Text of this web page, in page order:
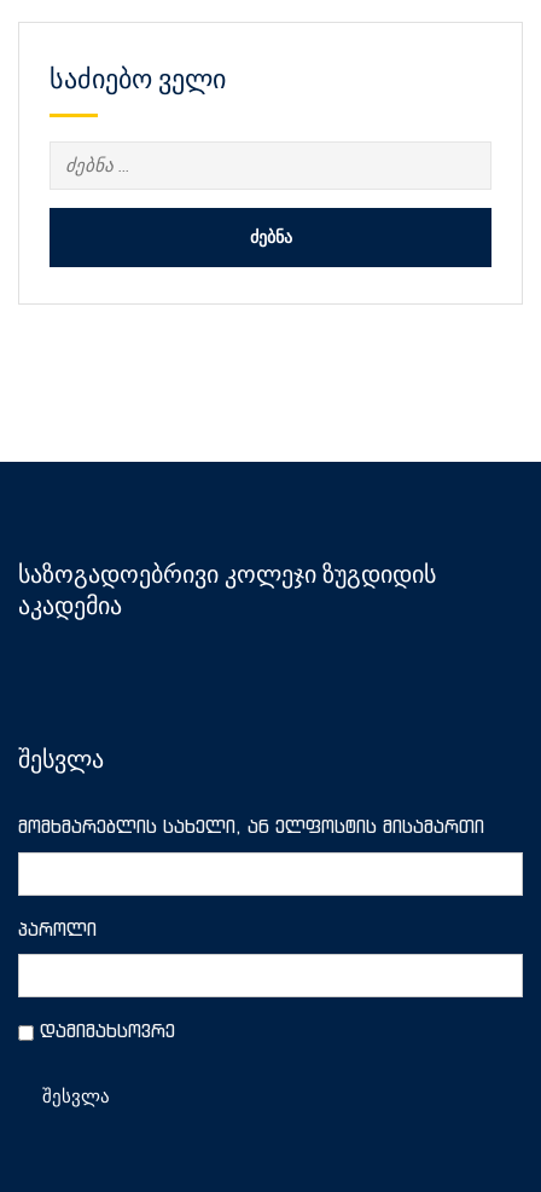
საძიებო ველი
ძებნა:
საზოგადოებრივი კოლეჯი ზუგდიდის
აკადემია
შესვლა
მომხმარებლის სახელი, ან ელფოსტის მისამართი
პაროლი
დამიმახსოვრე
შესვლა